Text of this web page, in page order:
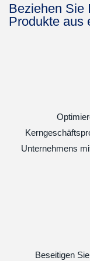
Beziehen Sie
Produkte aus
Unternehmens
Beseitigen